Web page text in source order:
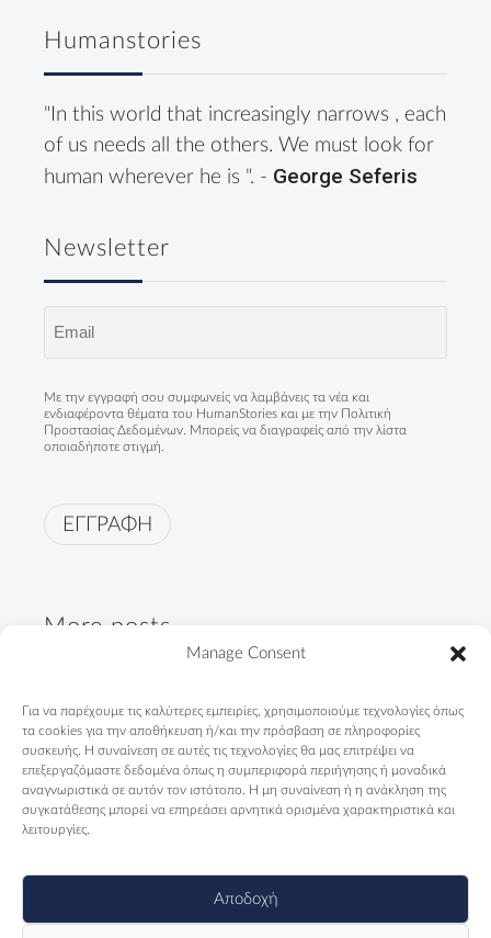
Manage Consent
Για να παρέχουμε τις καλύτερες εμπειρίες, χρησιμοποιούμε τεχνολογίες όπως
τα cookies για την αποθήκευση ή/και την πρόσβαση σε πληροφορίες
συσκευής. Η συναίνεση σε αυτές τις τεχνολογίες θα μας επιτρέψει να
επεξεργαζόμαστε δεδομένα όπως η συμπεριφορά περιήγησης ή μοναδικά
αναγνωριστικά σε αυτόν τον ιστότοπο. Η μη συναίνεση ή η ανάκληση της
συγκατάθεσης μπορεί να επηρεάσει αρνητικά ορισμένα χαρακτηριστικά και
λειτουργίες.
Αποδοχή
Humanstories
"In this world that increasingly narrows , each
of us needs all the others. We must look for
human wherever he is ". - George Seferis
Newsletter
Με την εγγραφή σου συμφωνείς να λαμβάνεις τα νέα και
ενδιαφέροντα θέματα του HumanStories και με την
Πολιτική
Προστασίας Δεδομένων. Μπορείς να διαγραφείς από την λίστα
οποιαδήποτε στιγμή.
ΕΓΓΡΑΦΗ
More posts
Greeks"
09/04/2024
Telendos Primary School is